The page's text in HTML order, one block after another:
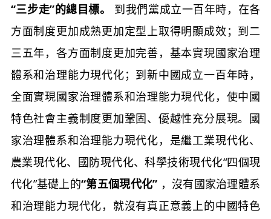
“三步走”的總目標。
到我們黨成立一百年時，在各
方面制度更加成熟更加定型上取得明顯成效；到二
三五年，各方面制度更加完善，基本實現國家治理
體系和治理能力現代化；到新中國成立一百年時，
全面實現國家治理體系和治理能力現代化，使中國
特色社會主義制度更加鞏固、優越性充分展現。國
家治理體系和治理能力現代化，是繼工業現代化、
農業現代化、國防現代化、科學技術現代化“四個現
代化”基礎上的“第五個現代化” ，沒有國家治理體系
和治理能力現代化，就沒有真正意義上的中國特色